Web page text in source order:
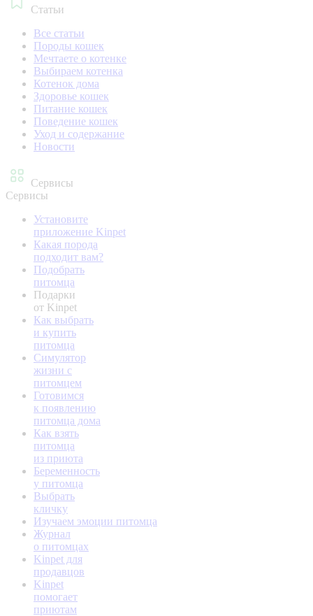
Статьи
Все статьи
Породы кошек
Мечтаете о котенке
Выбираем котенка
Котенок дома
Здоровье кошек
Питание кошек
Поведение кошек
Уход и содержание
Новости
Сервисы
Сервисы
Установите
приложение Kinpet
Какая порода
подходит вам?
Подобрать
питомца
Подарки
от Kinpet
Как выбрать
и купить
питомца
Симулятор
жизни с
питомцем
Готовимся
к появлению
питомца дома
Как взять
питомца
из приюта
Беременность
у питомца
Выбрать
кличку
Изучаем эмоции питомца
Журнал
о питомцах
Kinpet для
продавцов
Kinpet
помогает
приютам